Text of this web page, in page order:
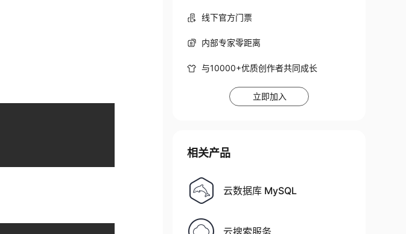
线下官方门票
内部专家零距离
与10000+优质创作者共同成长
立即加入
相关产品
云数据库 MySQL
云搜索服务